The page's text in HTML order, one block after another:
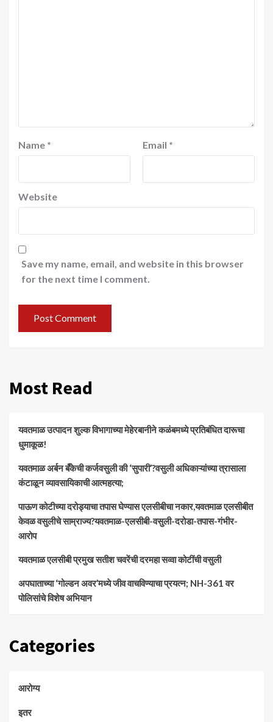
Name * Email *
Website
Save my name, email, and website in this browser
for the next time I comment.
Most Read
यवतमाळ उत्पादन शुल्क विभागाच्या मेहेरबानीने कळंबमध्ये प्रतिबंधित दारूचा
धुमाकूळ!
​यवतमाळ अर्बन बँकेची कर्जवसुली की ‘सुपारी’?वसुली अधिकाऱ्यांच्या त्रासाला
कंटाळून व्यावसायिकाची आत्महत्या;
पाऊण कोटीच्या दरोड्याचा तपास घेण्यास एलसीबीचा नकार,यवतमाळ एलसीबीत
केवळ वसुलीचे साम्राज्य?यवतमाळ-एलसीबी-वसुली-दरोडा-तपास-गंभीर-
आरोप
यवतमाळ एलसीबी प्रमुख सतीश चवरेंची दरमहा सव्वा कोटींची वसुली
अपघाताच्या ‘गोल्डन अवर’मध्ये जीव वाचविण्याचा प्रयत्न; NH-361 वर
पोलिसांचे विशेष अभियान
Categories
आरोग्य
इतर